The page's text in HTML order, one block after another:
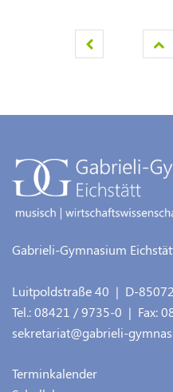
Gabrieli-Gymnasium
Luitpoldstraße 40 | D-85072
Tel.:08421 / 9735-0 | Fax:
sekretariat@gabrieli-
Terminkalender